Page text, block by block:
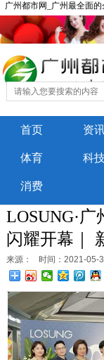
广州都市网_广州最全面
首页 资
体育 科
消费
LOSUNG·
闪耀开幕｜
来源： 时间：2021-05-